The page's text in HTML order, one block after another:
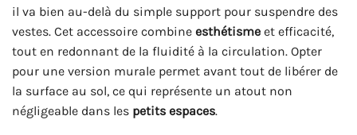
il va bien au-delà du simple support pour suspendre des
vestes. Cet accessoire combine esthétisme et efficacité,
tout en redonnant de la fluidité à la circulation. Opter
pour une version murale permet avant tout de libérer de
la surface au sol, ce qui représente un atout non
négligeable dans les petits espaces.